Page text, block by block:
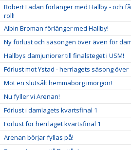
Robert Ladan förlänger med Hallby - och
roll!
Albin Broman förlänger med Hallby!
Ny förlust och säsongen över även för
Hallbys damjuniorer till finalsteget i USM!
Förlust mot Ystad - herrlagets säsong över
Mot en slutsålt hemmaborg imorgon!
Nu fyller vi Arenan!
Förlust i damlagets kvartsfinal 1
Förlust för herrlaget kvartsfinal 1
Arenan börjar fyllas på!